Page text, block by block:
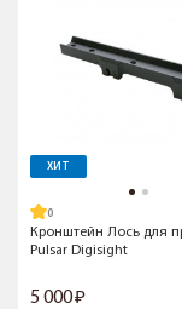
ХИТ
Кронштейн Лось для
Pulsar Digisight
5 000